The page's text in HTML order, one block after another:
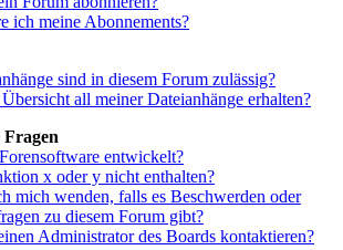
ich meine Abonnements?
sind in diesem Forum zulässig?
all meiner Dateianhänge erhalten?
entwickelt?
x oder y nicht enthalten?
mich wenden, falls es Beschwerden oder
zu diesem Forum gibt?
Administrator des Boards kontaktieren?